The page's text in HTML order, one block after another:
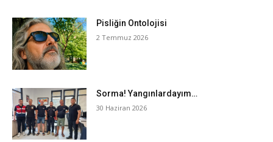
Pisliğin Ontolojisi
2 Temmuz 2026
Sorma! Yangınlardayım…
30 Haziran 2026